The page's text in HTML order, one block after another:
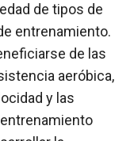
de tipos de
entrenamiento.
de las
aeróbica,
y las